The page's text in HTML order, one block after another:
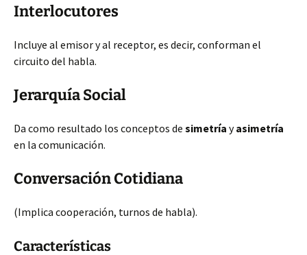
Interlocutores
Incluye al emisor y al receptor, es decir, conforman el
circuito del habla.
Jerarquía Social
Da como resultado los conceptos de simetría yasimetría
en la comunicación.
Conversación Cotidiana
(Implica cooperación, turnos de habla).
Características